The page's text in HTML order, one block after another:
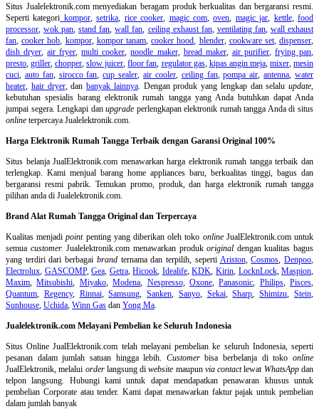
Situs Jualelektronik.com menyediakan beragam produk berkualitas dan bergaransi resmi.
Seperti kategori kompor,setrika rice cooker magic com,oven magic jar kettle,food
processor ,wok pan ,stand fan ,wall fan ceiling exhaust fan, ventilating fan, wall exhaust
fan ,cooker hob kompor, kompor tanam,cooker hood blender, cookware set,dispenser
dish dryer ,air fryer ,multi cooker ,noodle maker, bread maker, air purifier, frying pan
presto ,griller ,chopper ,slow juicer ,floor fan regulator gas, kipas angin meja, mixer,mesin
cuci auto fan, sirocco fan ,cup sealer ,air cooler, ceiling fan,pompa air ,antenna ,water
heater hair dryer, dan banyak lainnya. Dengan produk yang lengkap dan selalu update
kebutuhan spesialis barang elektronik rumah tangga yang Anda butuhkan dapat Anda
jumpai segera. Lengkapi danupgrade perlengkapan elektronik rumah tangga Anda di situs
online terpercaya Jualelektronik.com.
Harga Elektronik Rumah Tangga Terbaik dengan Garansi Original 100%
Situs belanjaJualElektronik.com menawarkan harga elektronik rumah tangga terbaik dan
terlengkap. Kami menjual barang home appliances baru, berkualitas tinggi, bagus dan
bergaransi resmi pabrik. Temukan promo, produk, dan harga elektronik rumah tangga
pilihan anda di Jualelektronik.com.
Brand Alat Rumah Tangga Original dan Terpercaya
Kualitas menjadipointpenting yang diberikan oleh toko onlineJualElektronik.com untuk
semua customer. Jualelektronik.com menawarkan produkoriginal dengan kualitas bagus
yang terdiri dari berbagai brandternama dan terpilih, seperti Ariston,Cosmos ,Denpoo
Electrolux GASCOMP,Gea Getra,Hicook Idealife,KDK Kirin, LocknLock,Maspion
Maxim ,Mitsubishi Miyako,Modena Nespresso, Oxone,Panasonic Philips, Pisces
Quantum
Regency, Rinnai,Samsung ,Sanken Sanyo, Sekai,Sharp ,Shimizu ,Stein
Sunhouse Uchida Winn Gas dan Yong Ma
Jualelektronik.com Melayani Pembelian ke Seluruh Indonesia
Situs Online JualElektronik.com telah melayani pembelian ke seluruh Indonesia, seperti
pesanan dalam jumlah satuan hingga lebih. Customerbisa berbelanja di tokoonline
JualElektronik, melalui orderlangsung diwebsite maupun via contactlewat WhatsAppdan
telpon langsung
Hubungi kami untuk dapat mendapatkan penawaran khusus untuk
pembelian Corporate atau tender. Kami dapat menawarkan faktur pajak untuk pembelian
dalam jumlah banyak